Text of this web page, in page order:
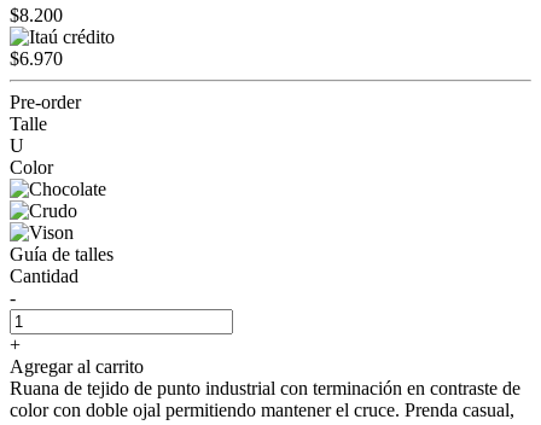
$8.200
$6.970
Pre-order
Talle
U
Color
Guía de talles
Cantidad
-
+
Agregar al carrito
Ruana de tejido de punto industrial con terminación en contraste de
color con doble ojal permitiendo mantener el cruce. Prenda casual,